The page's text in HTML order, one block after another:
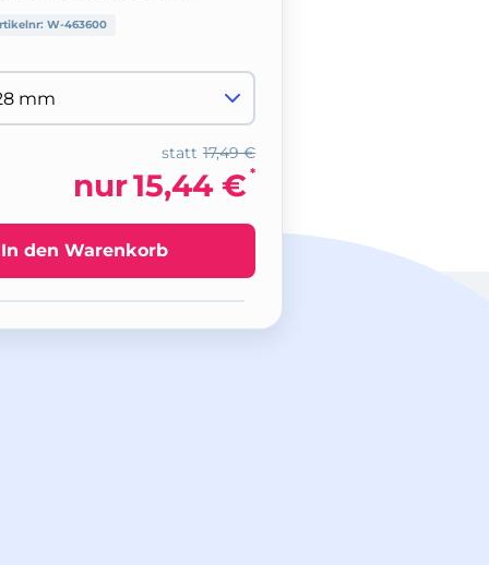
W-463600
17,49 €
statt
nur15,44 € *
In den Warenkorb